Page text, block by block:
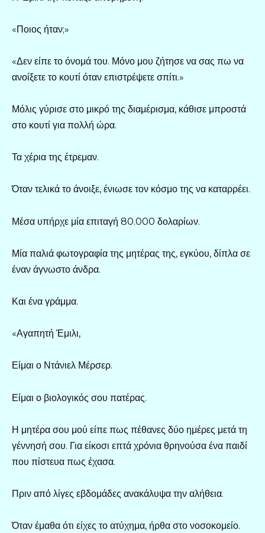
«Ποιος ήταν;»
«Δεν είπε το όνομά του. Μόνο μου ζήτησε να σας πω να
ανοίξετε το κουτί όταν επιστρέψετε σπίτι.»
Μόλις γύρισε στο μικρό της διαμέρισμα, κάθισε μπροστά
στο κουτί για πολλή ώρα.
Τα χέρια της έτρεμαν.
Όταν τελικά το άνοιξε, ένιωσε τον κόσμο της να καταρρέει.
Μέσα υπήρχε μία επιταγή 80.000 δολαρίων.
Μία παλιά φωτογραφία της μητέρας της, εγκύου, δίπλα σε
έναν άγνωστο άνδρα.
Και ένα γράμμα.
«Αγαπητή Έμιλι,
Είμαι ο Ντάνιελ Μέρσερ.
Είμαι ο βιολογικός σου πατέρας.
Η μητέρα σου μού είπε πως πέθανες δύο ημέρες μετά τη
γέννησή σου. Για είκοσι επτά χρόνια θρηνούσα ένα παιδί
που πίστευα πως έχασα.
Πριν από λίγες εβδομάδες ανακάλυψα την αλήθεια.
Όταν έμαθα ότι είχες το ατύχημα, ήρθα στο νοσοκομείο.